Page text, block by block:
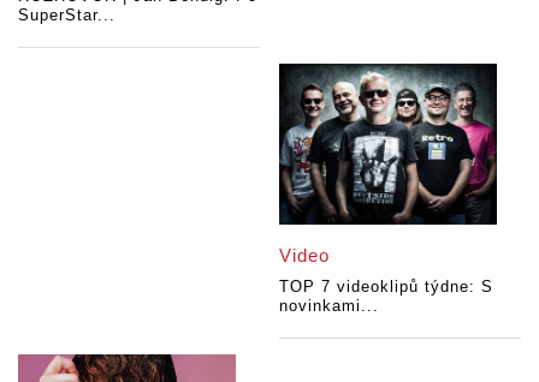
SuperStar...
Video
TOP 7 videoklipů týdne: S
novinkami...